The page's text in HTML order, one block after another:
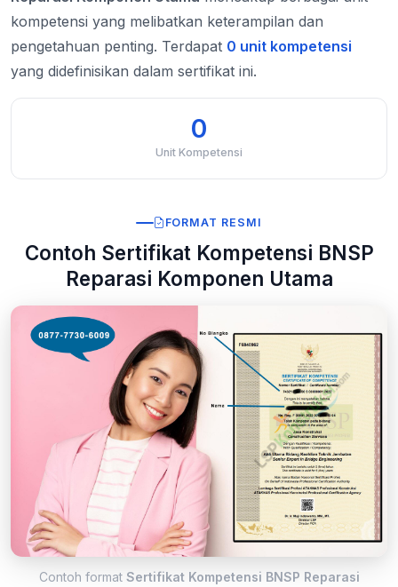
kompetensi yang melibatkan keterampilan dan
pengetahuan penting. Terdapat 0 unit kompetensi
yang didefinisikan dalam sertifikat ini.
0
Unit Kompetensi
FORMAT RESMI
Contoh Sertifikat Kompetensi BNSP
Reparasi Komponen Utama
Contoh format Sertifikat Kompetensi BNSP Reparasi